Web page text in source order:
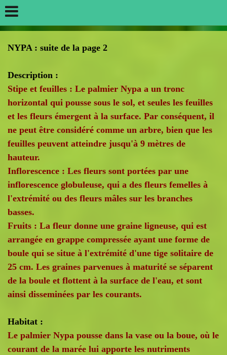
NYPA : suite de la page 2
Description :
Stipe et feuilles : Le palmier Nypa a un tronc
horizontal qui pousse sous le sol, et seules les feuilles
et les fleurs émergent à la surface. Par conséquent, il
ne peut être considéré comme un arbre, bien que les
feuilles peuvent atteindre jusqu'à 9 mètres de
hauteur.
Inflorescence : Les fleurs sont portées par une
inflorescence globuleuse, qui a des fleurs femelles à
l'extrémité ou des fleurs mâles sur les branches
basses.
Fruits : La fleur donne une graine ligneuse, qui est
arrangée en grappe compressée ayant une forme de
boule qui se situe à l'extrémité d'une tige solitaire de
25 cm. Les graines parvenues à maturité se séparent
de la boule et flottent à la surface de l'eau, et sont
ainsi disseminées par les courants.
Habitat :
Le palmier Nypa pousse dans la vase ou la boue, où le
courant de la marée lui apporte les nutriments